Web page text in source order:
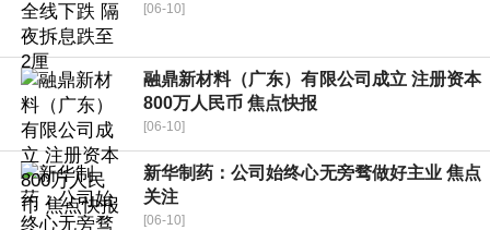
[06-10]
融鼎新材料（广东）有限公司成立 注册资本
800万人民币 焦点快报
[06-10]
新华制药：公司始终心无旁骛做好主业 焦点
关注
[06-10]